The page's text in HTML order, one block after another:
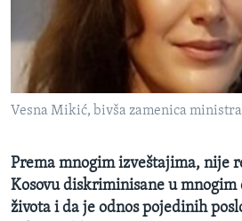
INTERVJU
Vesna Mikić, bivša zamenica
Prema mnogim izveštajima, nije
Kosovu diskriminisane u
života i da je odnos pojedinih